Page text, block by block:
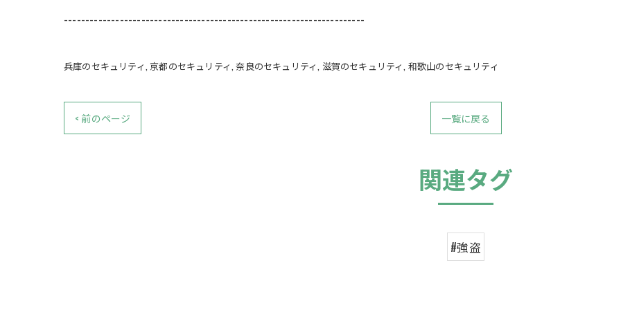
----------------------------------------------------------------------
兵庫のセキュリティ 京都のセキュリティ 奈良のセキュリティ 滋賀のセキュリティ 和歌山のセキュリティ
< 前のページ 一覧に戻る
関連タグ
#強盗